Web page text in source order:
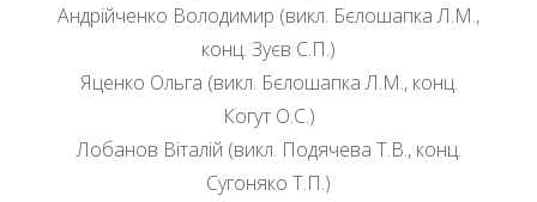
Андрійченко Володимир (викл. Бєлошапка Л.М.,
конц. Зуєв С.П.)
Яценко Ольга (викл. Бєлошапка Л.М., конц.
Когут О.С.)
Лобанов Віталій (викл. Подячева Т.В., конц.
Сугоняко Т.П.)